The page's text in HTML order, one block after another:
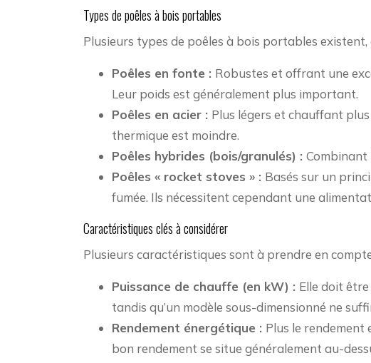
Types de poêles à bois portables
Plusieurs types de poêles à bois portables
Poêles en fonte : Robustes et offrant une
Leur poids est généralement plus important.
Poêles en acier : Plus légers et chauffant
thermique est moindre.
Poêles hybrides (bois/granulés) : Combinant
Poêles « rocket stoves » : Basés sur un
fumée. Ils nécessitent cependant une
Caractéristiques clés à considérer
Plusieurs caractéristiques sont à prendre en
Puissance de chauffe (en kW) : Elle doit
tandis qu’un modèle sous-dimensionné ne
Rendement énergétique : Plus le rendement
bon rendement se situe généralement au-